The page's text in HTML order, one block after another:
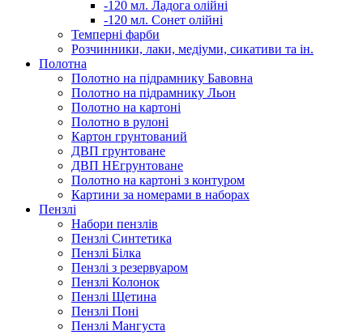
-120 мл. Ладога олійні
-120 мл. Сонет олійні
Темперні фарби
Розчинники, лаки, медіуми, сикативи та ін.
Полотна
Полотно на підрамнику Бавовна
Полотно на підрамнику Льон
Полотно на картоні
Полотно в рулоні
Картон грунтований
ДВП грунтоване
ДВП НЕгрунтоване
Полотно на картоні з контуром
Картини за номерами в наборах
Пензлі
Набори пензлів
Пензлі Синтетика
Пензлі Білка
Пензлі з резервуаром
Пензлі Колонок
Пензлі Щетина
Пензлі Поні
Пензлі Мангуста